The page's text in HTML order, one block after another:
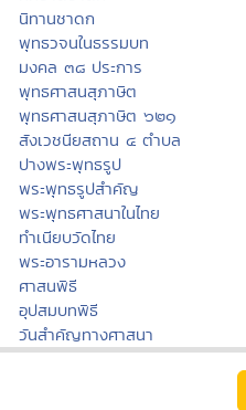
นิทานชาดก
พุทธวจนในธรรมบท
มงคล ๓๘ ประการ
พุทธศาสนสุภาษิต
พุทธศาสนสุภาษิต ๖๒๑
สังเวชนียสถาน ๔ ตำบล
ปางพระพุทธรูป
พระพุทธรูปสำคัญ
พระพุทธศาสนาในไทย
ทำเนียบวัดไทย
พระอารามหลวง
ศาสนพิธี
อุปสมบทพิธี
วันสำคัญทางศาสนา